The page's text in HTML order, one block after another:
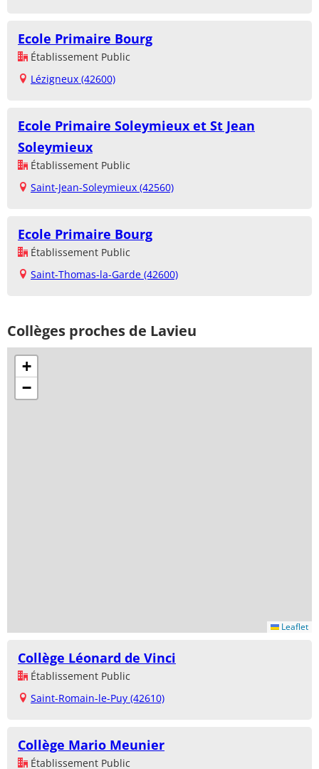
Ecole Primaire Bourg
Établissement Public
Lézigneux (42600)
Ecole Primaire Soleymieux et St Jean
Soleymieux
Établissement Public
Saint-Jean-Soleymieux (42560)
Ecole Primaire Bourg
Établissement Public
Saint-Thomas-la-Garde (42600)
Collèges proches de Lavieu
+
−
Leaflet
Collège Léonard de Vinci
Établissement Public
Saint-Romain-le-Puy (42610)
Collège Mario Meunier
Établissement Public